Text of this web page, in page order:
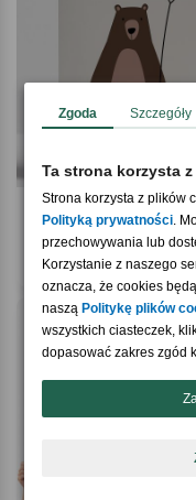
Kartka walentynkowa dla
19,90 zł
Zgoda Szczegóły
Ta strona korzysta
Strona korzysta z plików
Polityką prywatności.
przechowywania lub
Korzystanie z naszego
oznacza, że cookies
naszą Politykę plików
wszystkich ciasteczek,
dopasować zakres zgód